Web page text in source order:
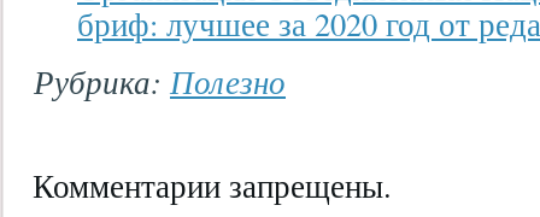
бриф: лучшее за 2020 год от
Рубрика: Полезно
Комментарии запрещены.